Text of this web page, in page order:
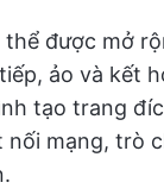
được mở
ảo và kết
tạo trang
nối mạng, trò